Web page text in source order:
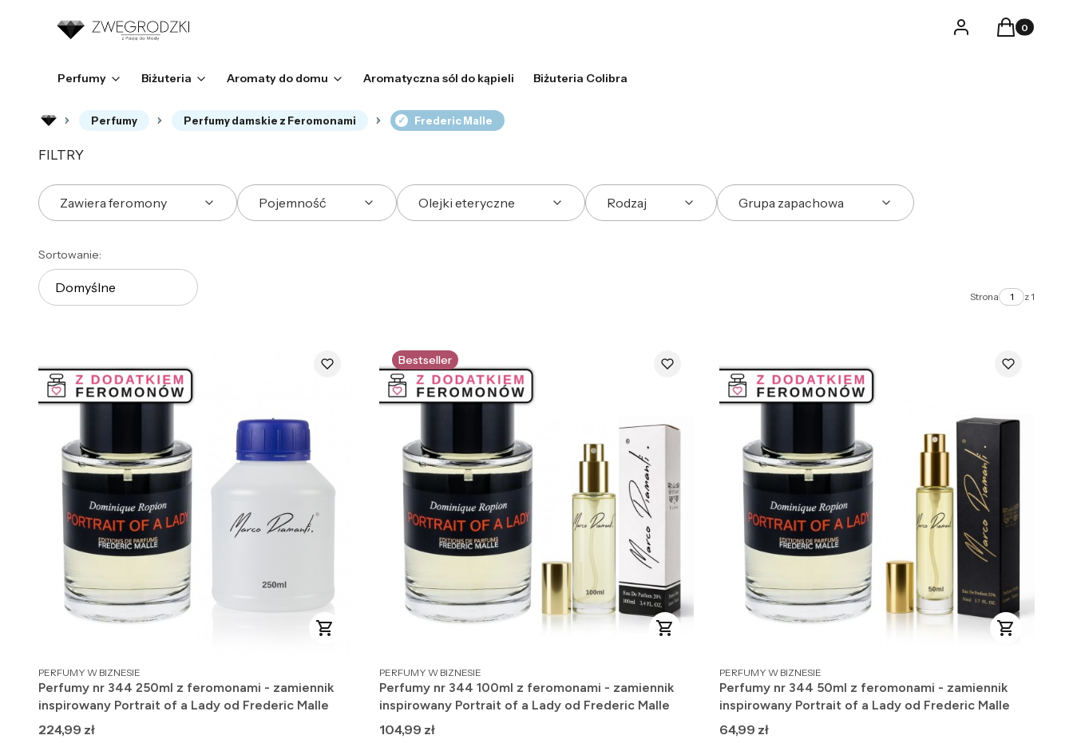
LogowanieProdukty w
Koszyk
Perfumy Biżuteria Aromaty do domu Aromatyczna sól do kąpieli Biżuteria Colibra
Perfumy Perfumy damskie z Feromonami Frederic Malle
FILTRY
Zawiera feromony Pojemność Olejki eteryczne Rodzaj Grupa zapachowa
Lista produktów
Sortowanie:
Domyślne
Strona z 1
PRODUCENT
PERFUMY W BIZNESIE
Perfumy nr 344 250ml z feromonami - zamiennik
inspirowany Portrait of a Lady od Frederic Malle
Cena
224,99 zł
Bestseller
PRODUCENT
PERFUMY W BIZNESIE
Perfumy nr 344 100ml z feromonami - zamiennik
inspirowany Portrait of a Lady od Frederic Malle
Cena
104,99 zł
PRODUCENT
PERFUMY W BIZNESIE
Perfumy nr 344 50ml z feromonami - zamiennik
inspirowany Portrait of a Lady od Frederic Malle
Cena
64,99 zł